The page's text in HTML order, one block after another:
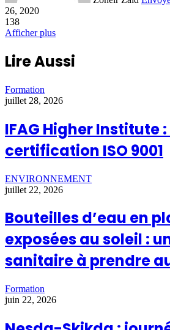
26, 2020
138
Afficher plus
Lire Aussi
Formation
juillet 28, 2026
IFAG Higher Institute
certification ISO 9001
ENVIRONNEMENT
juillet 22, 2026
Bouteilles d’eau en
exposées au soleil :
sanitaire à prendre
Formation
juin 22, 2026